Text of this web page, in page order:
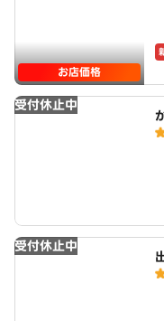
お店価格
受付休止中
受付休止中